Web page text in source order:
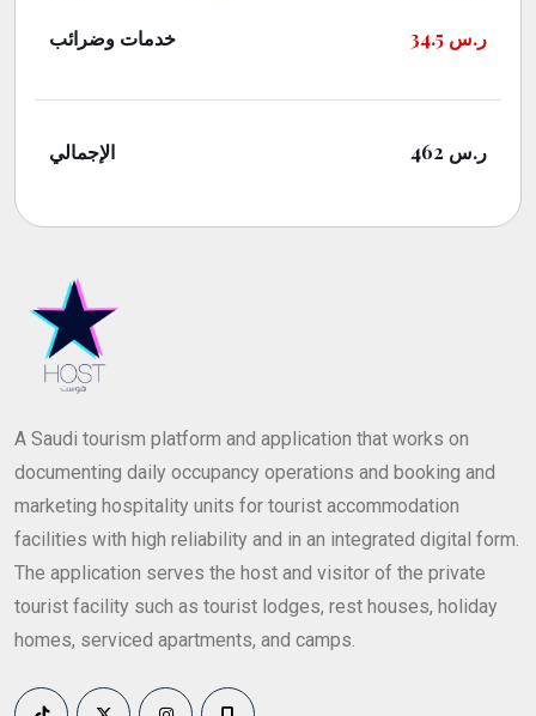
خدمات وضرائب 34.5 ر.س
الإجمالي 462 ر.س
A Saudi tourism platform and application that works on
documenting daily occupancy operations and booking and
marketing hospitality units for tourist accommodation
facilities with high reliability and in an integrated digital form.
The application serves the host and visitor of the private
tourist facility such as tourist lodges, rest houses, holiday
homes, serviced apartments, and camps.